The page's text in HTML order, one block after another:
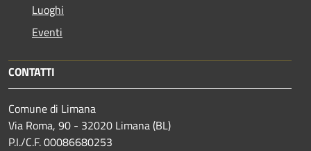
Luoghi
Eventi
CONTATTI
Comune di Limana
Via Roma, 90 - 32020 Limana (BL)
P.I./C.F. 00086680253